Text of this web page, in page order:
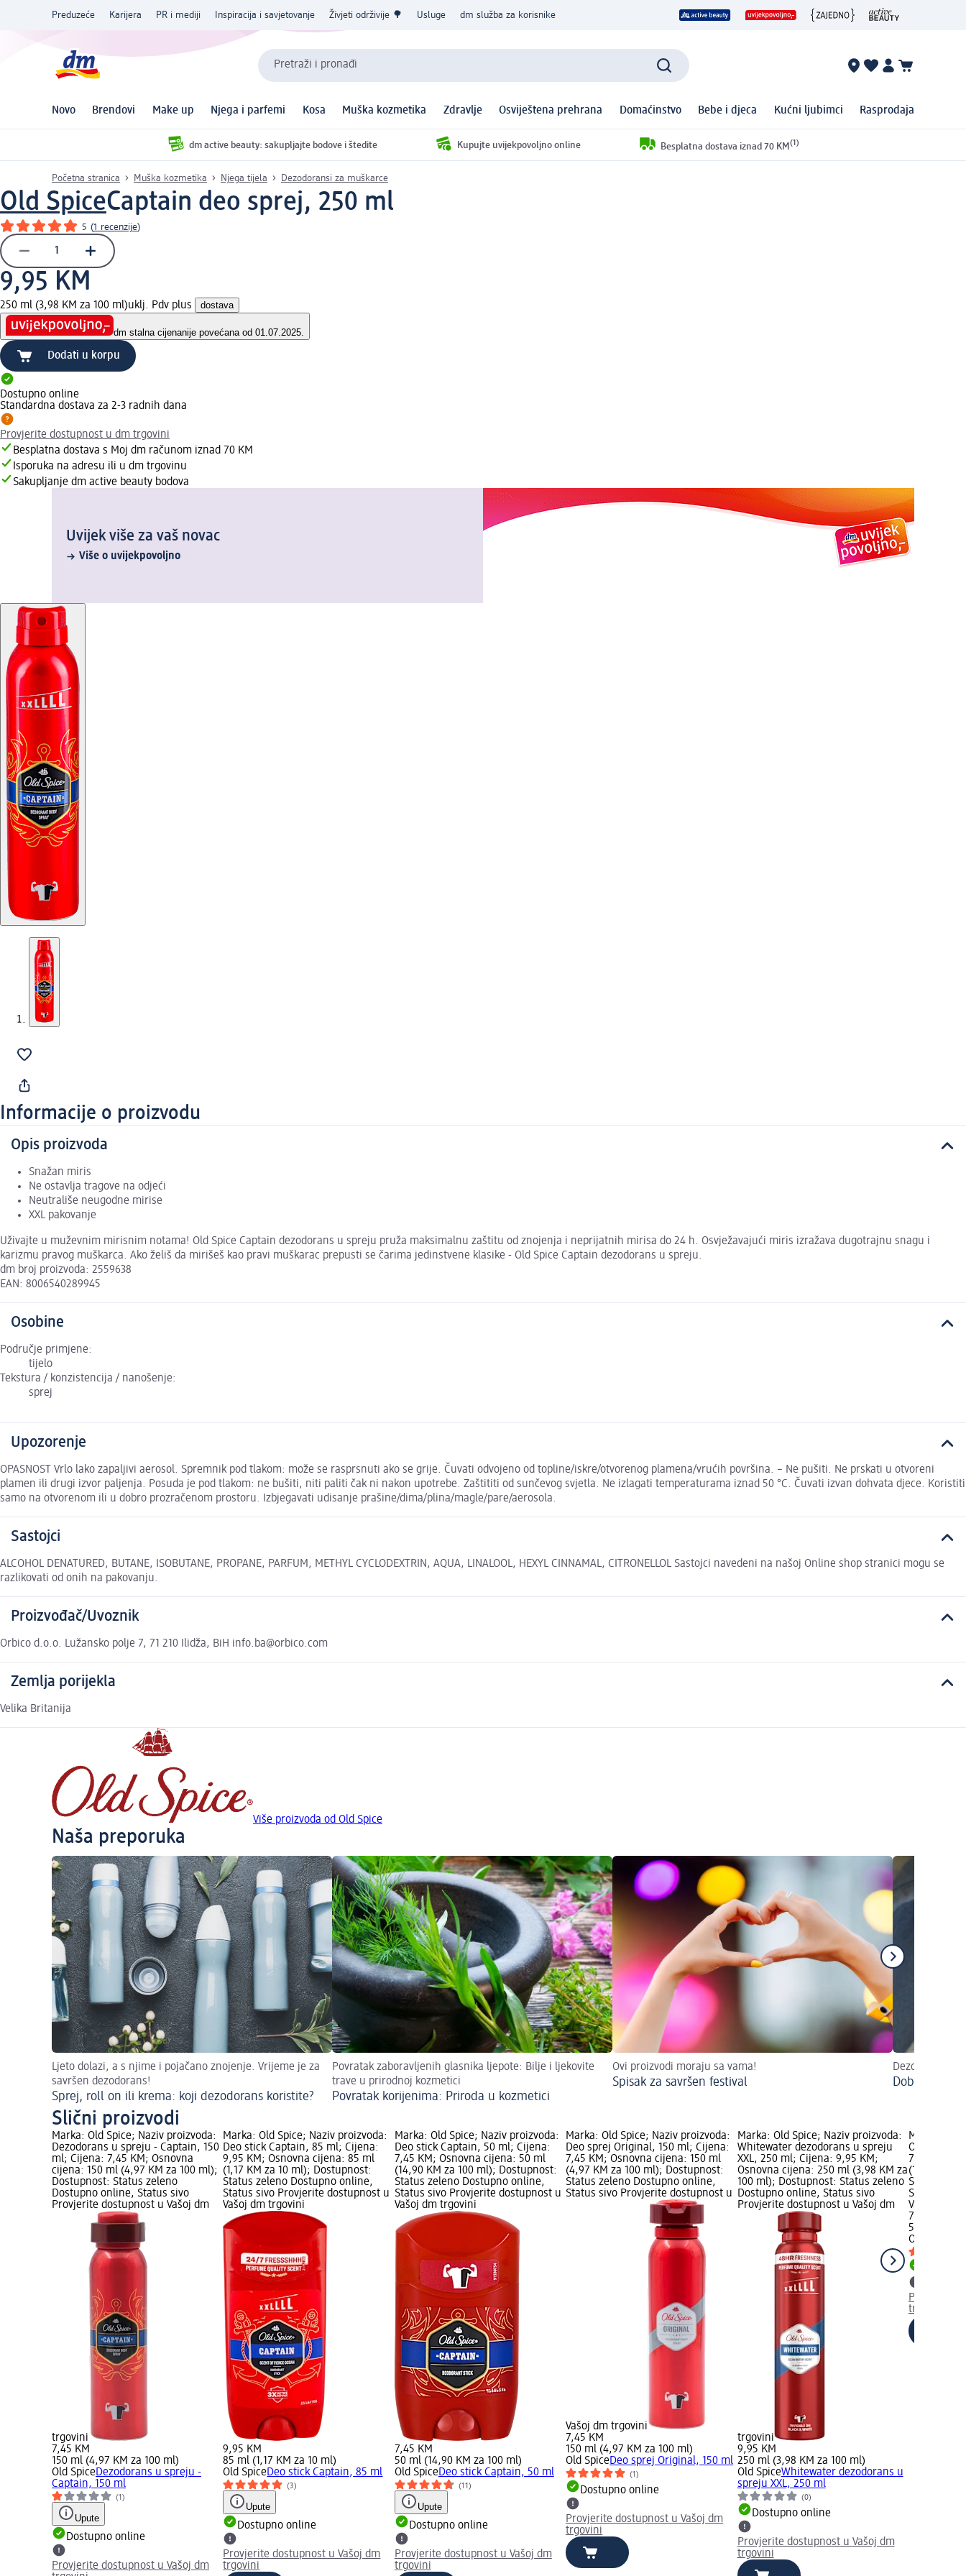
Preduzeće Karijera PR i mediji Inspiracija i savjetovanje Živjeti održivije 🌳 Usluge dm služba za korisnike
Pretraži i pronađi
Novo Brendovi Make up Njega i parfemi Kosa Muška kozmetika Zdravlje Osviještena prehrana Domaćinstvo Bebe i djeca Kućni ljubimci Rasprodaja
dm active beauty: sakupljajte bodove i štedite Kupujte uvijekpovoljno online Besplatna dostava iznad 70 KM (1)
Početna stranica Muška kozmetika Njega tijela Dezodoransi za muškarce
Old SpiceCaptain deo sprej, 250 ml
5 (1 recenzije)
9,95 KM
250 ml (3,98 KM za 100 ml)uklj. Pdv plus dostava
dm stalna cijenanije povećana od 01.07.2025.
Dodati u korpu
Dostupno online
Standardna dostava za 2-3 radnih dana
Provjerite dostupnost u dm trgovini
Besplatna dostava s Moj dm računom iznad 70 KM
Isporuka na adresu ili u dm trgovinu
Sakupljanje dm active beauty bodova
Uvijek više za vaš novac
Više o uvijekpovoljno
Informacije o proizvodu
Opis proizvoda
Snažan miris
Ne ostavlja tragove na odjeći
Neutrališe neugodne mirise
XXL pakovanje
Uživajte u muževnim mirisnim notama! Old Spice Captain dezodorans u spreju pruža maksimalnu zaštitu od znojenja i neprijatnih mirisa do 24 h. Osvježavajući miris izražava dugotrajnu snagu i
karizmu pravog muškarca. Ako želiš da mirišeš kao pravi muškarac prepusti se čarima jedinstvene klasike - Old Spice Captain dezodorans u spreju.
dm broj proizvoda: 2559638
EAN: 8006540289945
Osobine
Područje primjene:
tijelo
Tekstura / konzistencija / nanošenje:
sprej
Upozorenje
OPASNOST Vrlo lako zapaljivi aerosol. Spremnik pod tlakom: može se rasprsnuti ako se grije. Čuvati odvojeno od topline/iskre/otvorenog plamena/vrućih površina. – Ne pušiti. Ne prskati u otvoreni
plamen ili drugi izvor paljenja. Posuda je pod tlakom: ne bušiti, niti paliti čak ni nakon upotrebe. Zaštititi od sunčevog svjetla. Ne izlagati temperaturama iznad 50 °C. Čuvati izvan dohvata djece. Koristiti
samo na otvorenom ili u dobro prozračenom prostoru. Izbjegavati udisanje prašine/dima/plina/magle/pare/aerosola.
Sastojci
ALCOHOL DENATURED, BUTANE, ISOBUTANE, PROPANE, PARFUM, METHYL CYCLODEXTRIN, AQUA, LINALOOL, HEXYL CINNAMAL, CITRONELLOL Sastojci navedeni na našoj Online shop stranici mogu se
razlikovati od onih na pakovanju.
Proizvođač/Uvoznik
Orbico d.o.o. Lužansko polje 7, 71 210 Ilidža, BiH info.ba@orbico.com
Zemlja porijekla
Velika Britanija
Više proizvoda od Old Spice
Naša preporuka
Ljeto dolazi, a s njime i pojačano znojenje. Vrijeme je za
savršen dezodorans!
Sprej, roll on ili krema: koji dezodorans koristite?
Povratak zaboravljenih glasnika ljepote: Bilje i ljekovite
trave u prirodnoj kozmetici
Povratak korijenima: Priroda u kozmetici
Ovi proizvodi moraju sa vama!
Spisak za savršen festival
Dezodorans s
Dobro za
Slični proizvodi
Marka: Old Spice; Naziv proizvoda:
Dezodorans u spreju - Captain, 150
ml; Cijena: 7,45 KM; Osnovna
cijena: 150 ml (4,97 KM za 100 ml);
Dostupnost: Status zeleno
Dostupno online, Status sivo
Provjerite dostupnost u Vašoj dm
trgovini
7,45 KM
150 ml (4,97 KM za 100 ml)
Old SpiceDezodorans u spreju -
Captain, 150 ml
(1)
Upute
Dostupno online
Provjerite dostupnost u Vašoj dm
Marka: Old Spice; Naziv proizvoda:
Deo stick Captain, 85 ml; Cijena:
9,95 KM; Osnovna cijena: 85 ml
(1,17 KM za 10 ml); Dostupnost:
Status zeleno Dostupno online,
Status sivo Provjerite dostupnost u
Vašoj dm trgovini
9,95 KM
85 ml (1,17 KM za 10 ml)
Old SpiceDeo stick Captain, 85 ml
(3)
Upute
Dostupno online
Provjerite dostupnost u Vašoj dm
trgovini
Marka: Old Spice; Naziv proizvoda:
Deo stick Captain, 50 ml; Cijena:
7,45 KM; Osnovna cijena: 50 ml
(14,90 KM za 100 ml); Dostupnost:
Status zeleno Dostupno online,
Status sivo Provjerite dostupnost u
Vašoj dm trgovini
7,45 KM
50 ml (14,90 KM za 100 ml)
Old SpiceDeo stick Captain, 50 ml
(11)
Upute
Dostupno online
Provjerite dostupnost u Vašoj dm
trgovini
Marka: Old Spice; Naziv proizvoda:
Deo sprej Original, 150 ml; Cijena:
7,45 KM; Osnovna cijena: 150 ml
(4,97 KM za 100 ml); Dostupnost:
Status zeleno Dostupno online,
Status sivo Provjerite dostupnost u
Vašoj dm trgovini
7,45 KM
150 ml (4,97 KM za 100 ml)
Old SpiceDeo sprej Original, 150 ml
(1)
Dostupno online
Provjerite dostupnost u Vašoj dm
trgovini
Marka: Old Spice; Naziv proizvoda:
Whitewater dezodorans u spreju
XXL, 250 ml; Cijena: 9,95 KM;
Osnovna cijena: 250 ml (3,98 KM za
100 ml); Dostupnost: Status zeleno
Dostupno online, Status sivo
Provjerite dostupnost u Vašoj dm
trgovini
9,95 KM
250 ml (3,98 KM za 100 ml)
Old SpiceWhitewater dezodorans u
spreju XXL, 250 ml
(0)
Dostupno online
Provjerite dostupnost u Vašoj dm
trgovini
Marka: Old
Original
7,45 KM;
(14,90 KM
Status
Status sivo
Vašoj dm
7,45 KM
50 ml
Old Spice
Provjerite
trgovini